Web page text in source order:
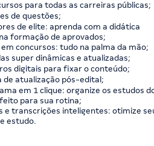
para todas as carreiras públicas;
de questões;
de elite: aprenda com a didática
formação de aprovados;
em concursos: tudo na palma da mão;
super dinâmicas e atualizadas;
digitais para fixar o conteúdo;
de atualização pós-edital;
em 1 clique: organize os estudos
para sua rotina;
e transcrições inteligentes: otimize
estudo.